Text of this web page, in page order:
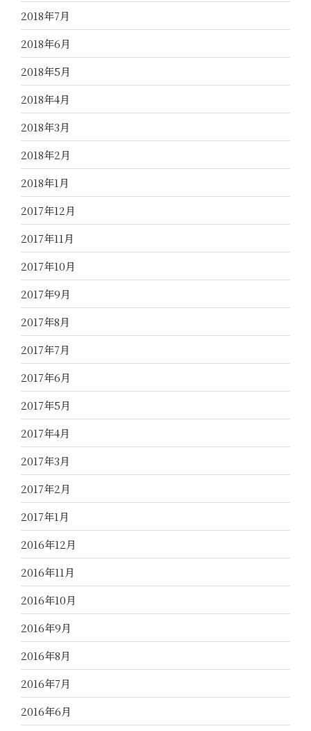
2018年7月
2018年6月
2018年5月
2018年4月
2018年3月
2018年2月
2018年1月
2017年12月
2017年11月
2017年10月
2017年9月
2017年8月
2017年7月
2017年6月
2017年5月
2017年4月
2017年3月
2017年2月
2017年1月
2016年12月
2016年11月
2016年10月
2016年9月
2016年8月
2016年7月
2016年6月